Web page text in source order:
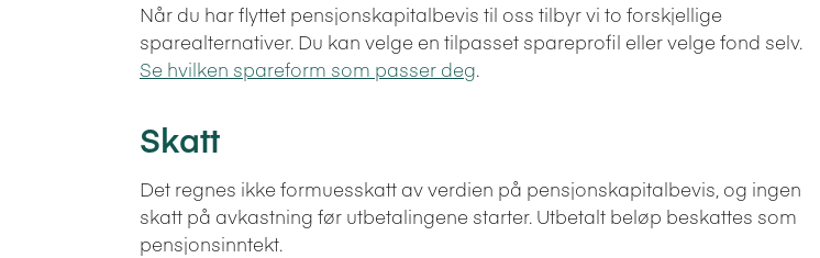
Når du har flyttet pensjonskapitalbevis til oss tilbyr vi to forskjellige
sparealternativer. Du kan velge en tilpasset spareprofil eller velge fond selv.
Se hvilken spareform som passer deg.
Skatt
Det regnes ikke formuesskatt av verdien på pensjonskapitalbevis, og ingen
skatt på avkastning før utbetalingene starter. Utbetalt beløp beskattes som
pensjonsinntekt.